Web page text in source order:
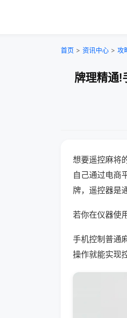
首页 > 资讯中心 > 攻
牌理精通!
想要遥控麻将
自己通过电商
牌，遥控器是
若你在仪器使
手机控制普通
操作就能实现